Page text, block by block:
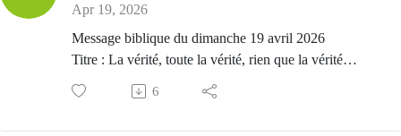
Apr 19, 2026
Message biblique du dimanche 19 avril 2026
Titre : La vérité, toute la vérité, rien que la vérité
Passage biblique : Actes 24.1-27
Prédicateur : Alexandre Marquis
6